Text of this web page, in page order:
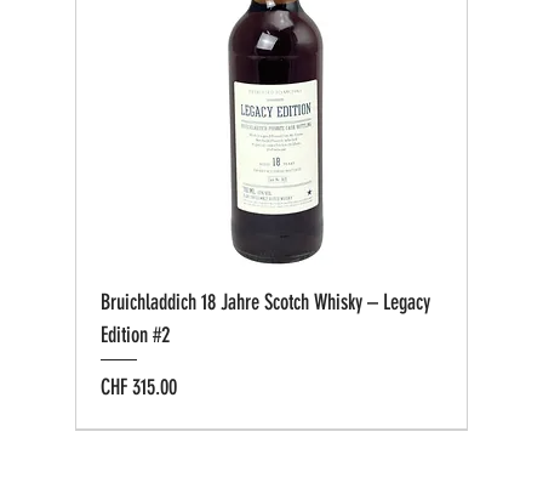
Bruichladdich 18 Jahre Scotch Whisky – Legacy
Edition #2
Preis
CHF 315.00